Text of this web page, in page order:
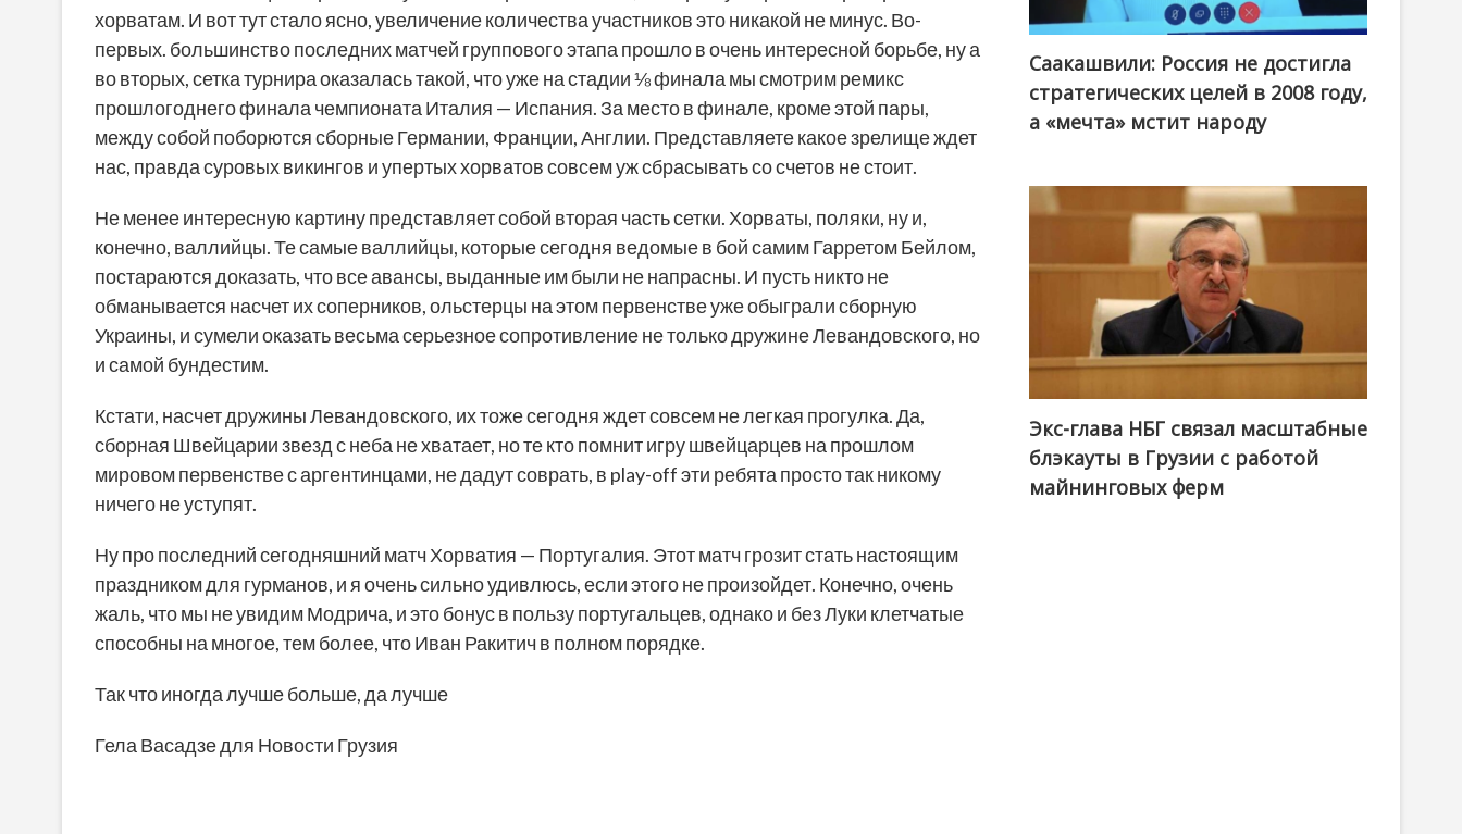
хорватам. И вот тут стало ясно, увеличение количества участников это никакой не минус. Во-
первых. большинство последних матчей группового этапа прошло в очень интересной борьбе, ну а
во вторых, сетка турнира оказалась такой, что уже на стадии ⅛ финала мы смотрим ремикс
прошлогоднего финала чемпионата Италия — Испания. За место в финале, кроме этой пары,
между собой поборются сборные Германии, Франции, Англии. Представляете какое зрелище ждет
нас, правда суровых викингов и упертых хорватов совсем уж сбрасывать со счетов не стоит.
Не менее интересную картину представляет собой вторая часть сетки. Хорваты, поляки, ну и,
конечно, валлийцы. Те самые валлийцы, которые сегодня ведомые в бой самим Гарретом Бейлом,
постараются доказать, что все авансы, выданные им были не напрасны. И пусть никто не
обманывается насчет их соперников, ольстерцы на этом первенстве уже обыграли сборную
Украины, и сумели оказать весьма серьезное сопротивление не только дружине Левандовского, но
и самой бундестим.
Кстати, насчет дружины Левандовского, их тоже сегодня ждет совсем не легкая прогулка. Да,
сборная Швейцарии звезд с неба не хватает, но те кто помнит игру швейцарцев на прошлом
мировом первенстве с аргентинцами, не дадут соврать, в play-off эти ребята просто так никому
ничего не уступят.
Ну про последний сегодняшний матч Хорватия — Португалия. Этот матч грозит стать настоящим
праздником для гурманов, и я очень сильно удивлюсь, если этого не произойдет. Конечно, очень
жаль, что мы не увидим Модрича, и это бонус в пользу португальцев, однако и без Луки клетчатые
способны на многое, тем более, что Иван Ракитич в полном порядке.
Так что иногда лучше больше, да лучше
Гела Васадзе для Новости Грузия
Саакашвили: Россия не достигла
стратегических целей в 2008 году,
а «мечта» мстит народу
Экс-глава НБГ связал масштабные
блэкауты в Грузии с работой
майнинговых ферм